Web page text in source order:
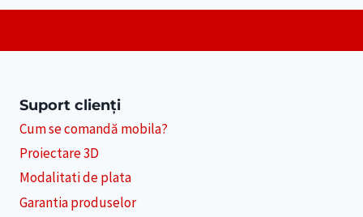
Suport clienți
Cum se comandă mobila?
Proiectare 3D
Modalitati de plata
Garantia produselor